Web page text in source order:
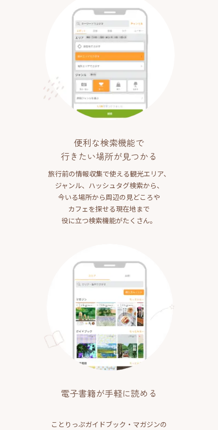
便利な検索機能で
行きたい場所が見つかる
旅行前の情報収集で使える観光エリア、
ジャンル、ハッシュタグ検索から、
今いる場所から周辺の見どころや
カフェを探せる現在地まで
役に立つ検索機能がたくさん。
電子書籍が手軽に読める
ことりっぷガイドブック・マガジンの